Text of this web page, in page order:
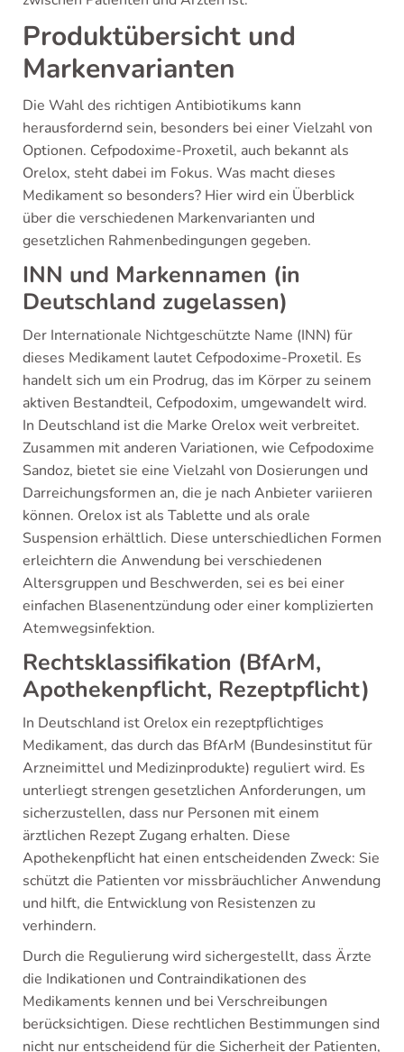
Produktübersicht und
Markenvarianten
Die Wahl des richtigen Antibiotikums kann
herausfordernd sein, besonders bei einer Vielzahl von
Optionen. Cefpodoxime-Proxetil, auch bekannt als
Orelox, steht dabei im Fokus. Was macht dieses
Medikament so besonders? Hier wird ein Überblick
über die verschiedenen Markenvarianten und
gesetzlichen Rahmenbedingungen gegeben.
INN und Markennamen (in
Deutschland zugelassen)
Der Internationale Nichtgeschützte Name (INN) für
dieses Medikament lautet Cefpodoxime-Proxetil. Es
handelt sich um ein Prodrug, das im Körper zu seinem
aktiven Bestandteil, Cefpodoxim, umgewandelt wird.
In Deutschland ist die Marke Orelox weit verbreitet.
Zusammen mit anderen Variationen, wie Cefpodoxime
Sandoz, bietet sie eine Vielzahl von Dosierungen und
Darreichungsformen an, die je nach Anbieter variieren
können. Orelox ist als Tablette und als orale
Suspension erhältlich. Diese unterschiedlichen Formen
erleichtern die Anwendung bei verschiedenen
Altersgruppen und Beschwerden, sei es bei einer
einfachen Blasenentzündung oder einer komplizierten
Atemwegsinfektion.
Rechtsklassifikation (BfArM,
Apothekenpflicht, Rezeptpflicht)
In Deutschland ist Orelox ein rezeptpflichtiges
Medikament, das durch das BfArM (Bundesinstitut für
Arzneimittel und Medizinprodukte) reguliert wird. Es
unterliegt strengen gesetzlichen Anforderungen, um
sicherzustellen, dass nur Personen mit einem
ärztlichen Rezept Zugang erhalten. Diese
Apothekenpflicht hat einen entscheidenden Zweck: Sie
schützt die Patienten vor missbräuchlicher Anwendung
und hilft, die Entwicklung von Resistenzen zu
verhindern.
Durch die Regulierung wird sichergestellt, dass Ärzte
die Indikationen und Contraindikationen des
Medikaments kennen und bei Verschreibungen
berücksichtigen. Diese rechtlichen Bestimmungen sind
nicht nur entscheidend für die Sicherheit der Patienten,